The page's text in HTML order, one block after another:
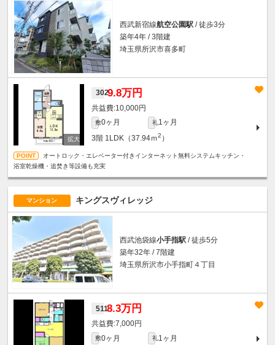
西武新宿線航空公園駅 / 徒歩3分
築年4年 / 3階建
埼玉県所沢市喜多町
3029.8万円
10,000円
敷0ヶ月 礼1ヶ月
3階 1LDK（37.94ｍ2 ）
オートロック・エレベーター付きインターネット無料システムキッチン・
浴室乾燥機・追焚き等設備も充実
マンション キングスヴィレッジ
西武池袋線小手指駅 / 徒歩5分
築年32年 / 7階建
埼玉県所沢市小手指町４丁目
5118.3万円
7,000円
敷0ヶ月 礼1ヶ月